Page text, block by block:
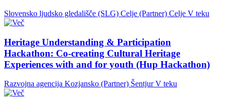
Slovensko ljudsko gledališče (SLG) Celje (Partner) Celje V teku
Heritage Understanding & Participation
Hackathon: Co-creating Cultural Heritage
Experiences with and for youth (Hup Hackathon)
Razvojna agencija Kozjansko (Partner) Šentjur V teku